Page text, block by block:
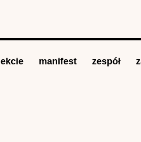
manifest zespół